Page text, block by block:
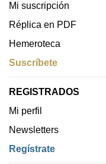
Mi suscripción
Réplica en PDF
Hemeroteca
Suscríbete
REGISTRADOS
Mi perfil
Newsletters
Regístrate